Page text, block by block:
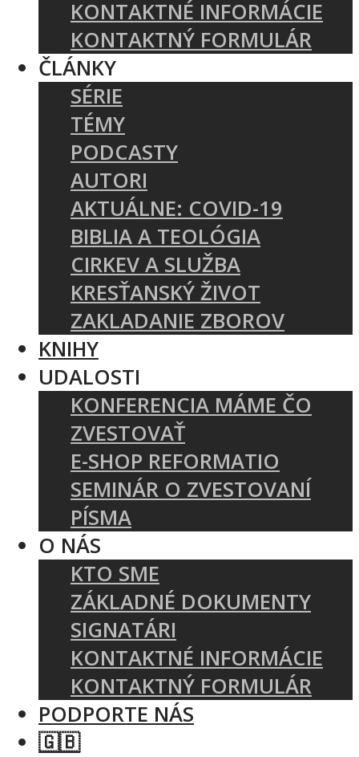
KONTAKTNÉ INFORMÁCIE
KONTAKTNÝ FORMULÁR
ČLÁNKY
SÉRIE
TÉMY
PODCASTY
AUTORI
AKTUÁLNE: COVID-19
BIBLIA A TEOLÓGIA
CIRKEV A SLUŽBA
KRESŤANSKÝ ŽIVOT
ZAKLADANIE ZBOROV
KNIHY
UDALOSTI
KONFERENCIA MÁME ČO
ZVESTOVAŤ
E-SHOP REFORMATIO
SEMINÁR O ZVESTOVANÍ
PÍSMA
O NÁS
KTO SME
ZÁKLADNÉ DOKUMENTY
SIGNATÁRI
KONTAKTNÉ INFORMÁCIE
KONTAKTNÝ FORMULÁR
PODPORTE NÁS
🇬🇧